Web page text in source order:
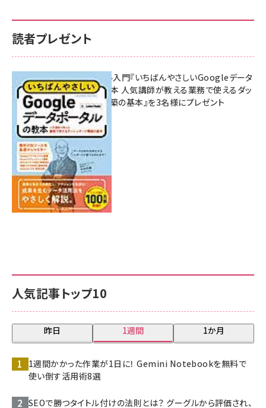
人気記事トップ10
昨日 1週間 1か月
1週間かかった作業が1日に！ Gemini Notebookを無料で
使い倒す活用術8選
SEOで勝つタイトル付けの法則とは？ グーグルから評価され、
読者プレゼント
無料BIツール入門『いちばんやさしいGoogleデータ
ポータルの教本 人気講師が教える業務で使えるダッ
シュボード構築の基本』を3名様にプレゼント
7月31日 10:00